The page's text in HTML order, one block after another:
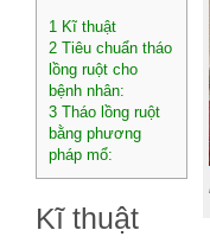
1 Kĩ thuật
2 Tiêu chuẩn tháo
lồng ruột cho
bệnh nhân:
3 Tháo lồng ruột
bằng phương
pháp mổ:
Kĩ thuật